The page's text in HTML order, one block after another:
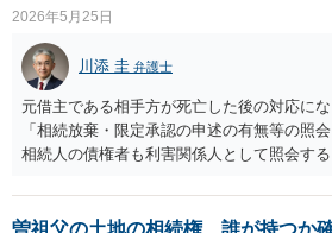
2026年5月25日
川添 圭 弁護士
元借主である相手方が死亡した後の対応に
「相続放棄・限定承認の申述の有無等の照
相続人の債権者も利害関係人として照会す
して被相続人の最後の住所地を管轄する家
会申請者の本人確認資料のほか、被相続人
曽祖父の土地の相続権、誰が持つか